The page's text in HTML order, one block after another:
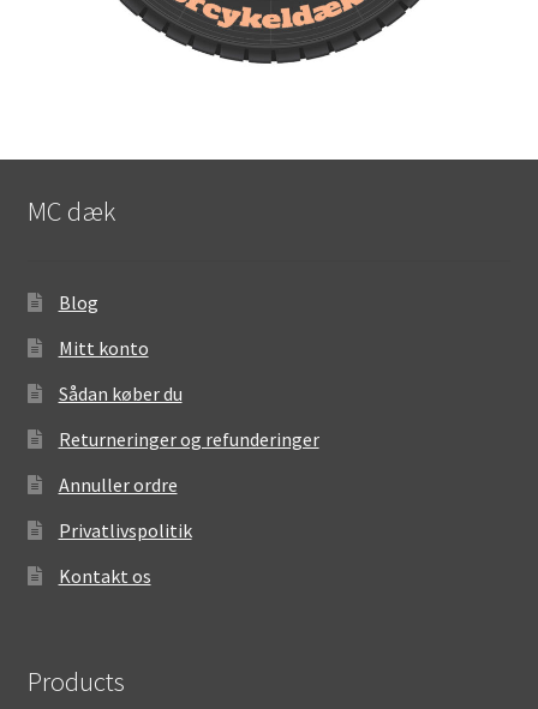
MC dæk
Blog
Mitt konto
Sådan køber du
Returneringer og refunderinger
Annuller ordre
Privatlivspolitik
Kontakt os
Products